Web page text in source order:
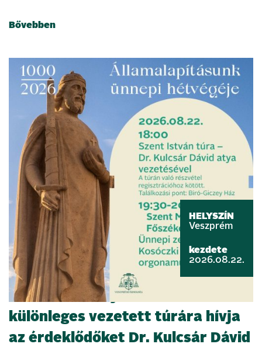
Bővebben
HELYSZÍN
Veszprém
kezdete
2026.08.22.
Szent István nyomában –
különleges vezetett túrára hívja
az érdeklődőket Dr. Kulcsár Dávid